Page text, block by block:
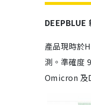
DEEPBLUE
產品現時於
測。準確度
Omicron 及